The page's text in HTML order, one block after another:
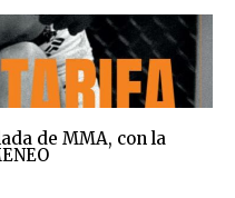
de MMA, con la